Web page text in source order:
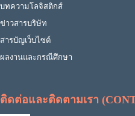
บทความโลจิสติกส์
ข่าวสารบริษัท
สารบัญเว็บไซต์
ผลงานและกรณีศึกษา
ติดต่อและติดตามเรา